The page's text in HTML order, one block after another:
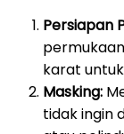
Persiapan
karat
Masking:
tidak ingin